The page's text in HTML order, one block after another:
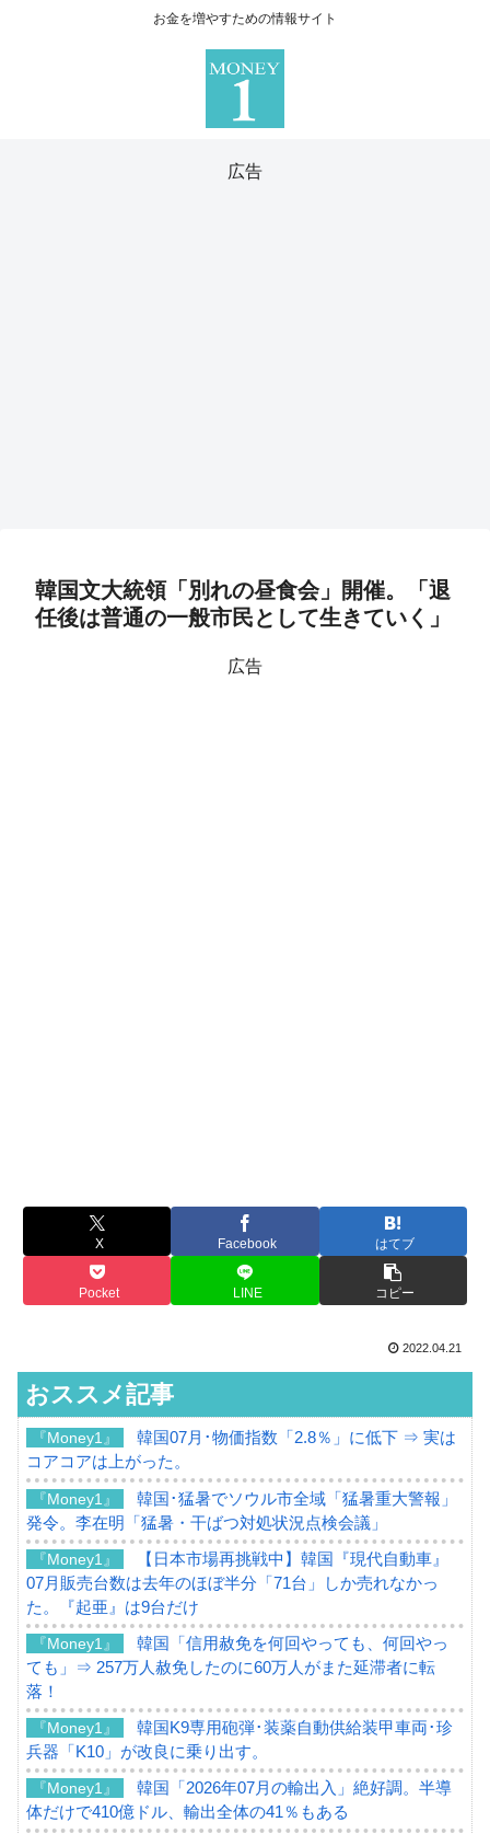
お金を増やすための情報サイト
広告
韓国文大統領「別れの昼食会」開催。「退
任後は普通の一般市民として生きていく」
広告
X Facebook はてブ
Pocket LINE コピー
2022.04.21
おススメ記事
『Money1』
韓国07月･物価指数「2.8％」に低下 ⇒ 実は
コアコアは上がった。
『Money1』
韓国･猛暑でソウル市全域「猛暑重大警報」
発令。李在明「猛暑・干ばつ対処状況点検会議」
『Money1』
【日本市場再挑戦中】韓国『現代自動車』
07月販売台数は去年のほぼ半分「71台」しか売れなかっ
た。『起亜』は9台だけ
『Money1』
韓国「信用赦免を何回やっても、何回やっ
ても」⇒ 257万人赦免したのに60万人がまた延滞者に転
落！
『Money1』
韓国K9専用砲弾･装薬自動供給装甲車両･珍
兵器「K10」が改良に乗り出す。
『Money1』
韓国「2026年07月の輸出入」絶好調。半導
体だけで410億ドル、輸出全体の41％もある